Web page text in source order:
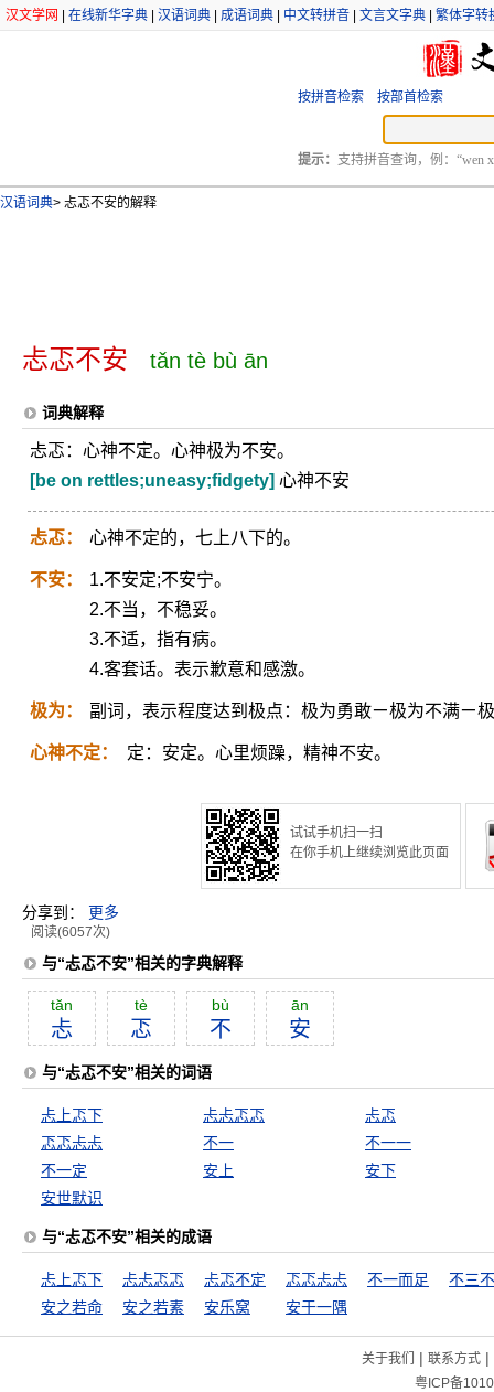
汉文学网 在线新华字典 汉语词典 成语词典 中文转拼音 文言文字典 繁体字转
按拼音检索 按部首检索
提示： 支持拼音查询，例：“wen
汉语词典> 忐忑不安的解释
忐忑不安 tǎn tè bù ān
词典解释
忐忑：心神不定。心神极为不安。
[be on rettles;uneasy;fidgety] 心神不安
忐忑： 心神不定的，七上八下的。
不安：
1.不安定;不安宁。
2.不当，不稳妥。
3.不适，指有病。
4.客套话。表示歉意和感激。
极为： 副词，表示程度达到极点：极为勇敢ㄧ极为不满ㄧ
心神不定： 定：安定。心里烦躁，精神不安。
试试手机扫一扫
在你手机上继续浏览此页面
分享到： 更多
阅读(6057次)
与“忐忑不安”相关的字典解释
tăn
忐
tè
忑
bù
不
ān
安
与“忐忑不安”相关的词语
忐上忑下 忐忐忑忑
忐忑
忑忑忐忐
不一
不一一
不一定
安上
安下
安世默识
与“忐忑不安”相关的成语
忐上忑下 忐忐忑忑 忐忑不定 忑忑忐忐 不一而足
不三
安之若命
安之若素 安乐窝 安于一隅
关于我们 | 联系方式|
粤ICP备